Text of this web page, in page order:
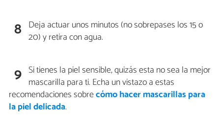
8 Deja actuar unos minutos (no sobrepases los 15 o
20) y retira con agua.
9 Si tienes la piel sensible, quizás esta no sea la mejor
mascarilla para ti. Echa un vistazo a estas
recomendaciones sobrecómo hacer mascarillas para
la piel delicada.